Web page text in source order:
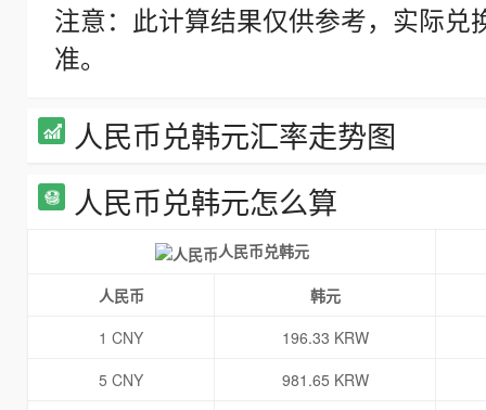
注意：此计算结果仅供参考，实际
准。
人民币兑韩元汇率走势图
人民币兑韩元怎么算
人民币兑韩元
人民币
韩元
1 CNY
196.33 KRW
5 CNY
981.65 KRW